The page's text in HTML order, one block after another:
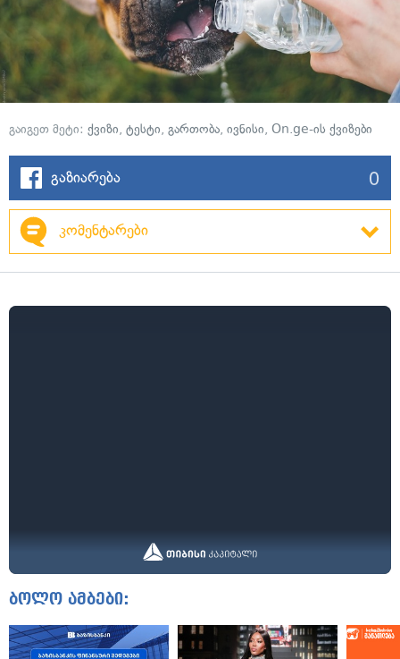
გაიგეთ მეტი: ქვიზი, ტესტი, გართობა, ივნისი, On.ge-ის ქვიზები
გაზიარება 0
კომენტარები
ბოლო ამბები: